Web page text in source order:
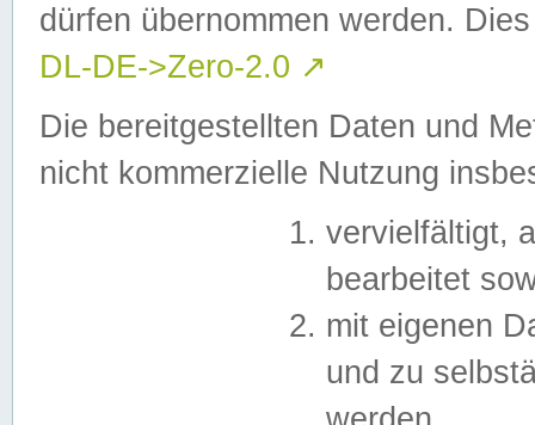
dürfen übernommen werden.
DL-DE->Zero-2.0 ↗
Die bereitgestellten Daten und
nicht kommerzielle Nutzung
vervielfältigt,
bearbeitet
mit eigenen
und zu